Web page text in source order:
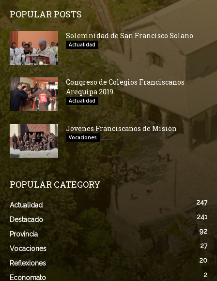
POPULAR POSTS
Solemnidad de San Francisco Solano
Actualidad
Congreso de Colegios Franciscanos
Arequipa 2019
Actualidad
Jovenes Franciscanos de Misión
Vocaciones
POPULAR CATEGORY
Actualidad 247
Destacado 241
Provincia 92
Vocaciones 27
Reflexiones 20
Economato 2